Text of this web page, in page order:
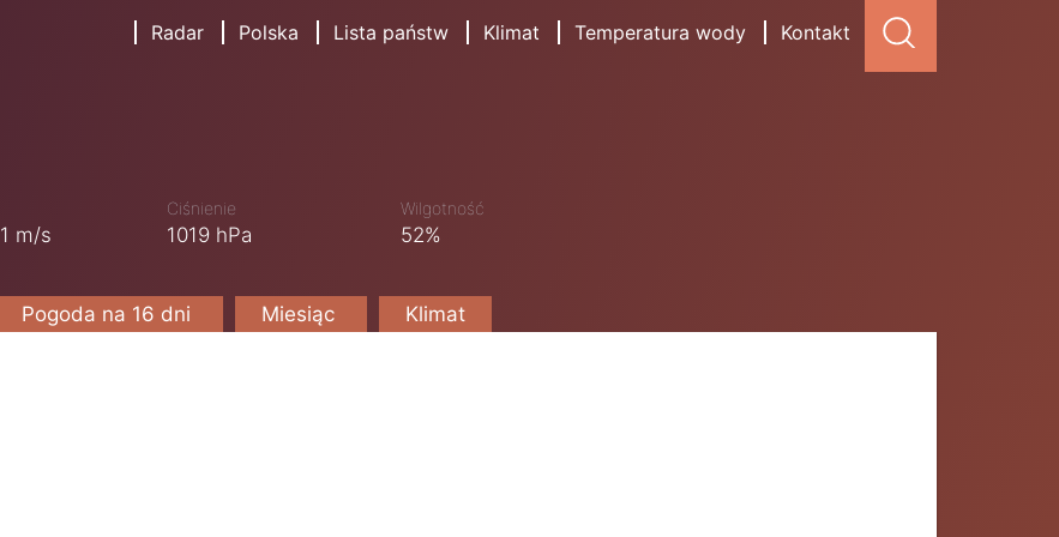
Radar Polska Lista państw Klimat Temperatura wody Kontakt
1 m/s
Ciśnienie
1019 hPa
Wilgotność
52%
Pogoda na 16 dni Miesiąc Klimat